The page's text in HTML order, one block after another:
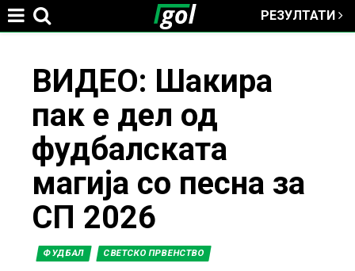
РЕЗУЛТАТИ
here
ВИДЕО: Шакира
пак е дел од
фудбалската
магија со песна за
СП 2026
ФУДБАЛ СВЕТСКО ПРВЕНСТВО